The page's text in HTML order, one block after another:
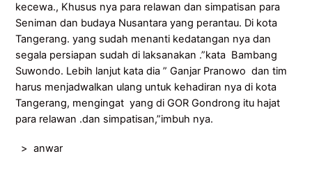
kecewa., Khusus nya para relawan dan simpatisan para
Seniman dan budaya Nusantara yang perantau. Di kota
Tangerang. yang sudah menanti kedatangan nya dan
segala persiapan sudah di laksanakan .”kata Bambang
Suwondo. Lebih lanjut kata dia ” Ganjar Pranowo dan tim
harus menjadwalkan ulang untuk kehadiran nya di kota
Tangerang, mengingat yang di GOR Gondrong itu hajat
para relawan .dan simpatisan,”imbuh nya.
> anwar